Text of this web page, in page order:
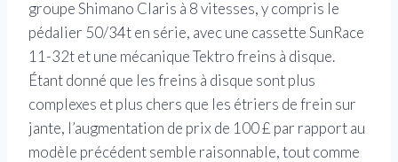
groupe Shimano Claris à 8 vitesses, y compris le
pédalier 50/34t en série, avec une cassette SunRace
11-32t et une mécanique Tektro freins à disque.
Étant donné que les freins à disque sont plus
complexes et plus chers que les étriers de frein sur
jante, l’augmentation de prix de 100 £ par rapport au
modèle précédent semble raisonnable, tout comme